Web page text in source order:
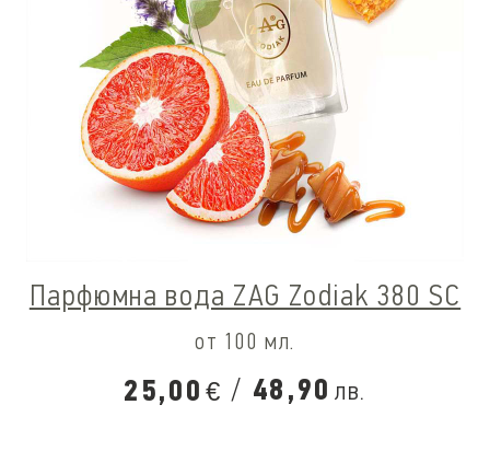
Парфюмна вода ZAG Zodiak 380 SC
от 100 мл.
25,00 € / 48,90 лв.